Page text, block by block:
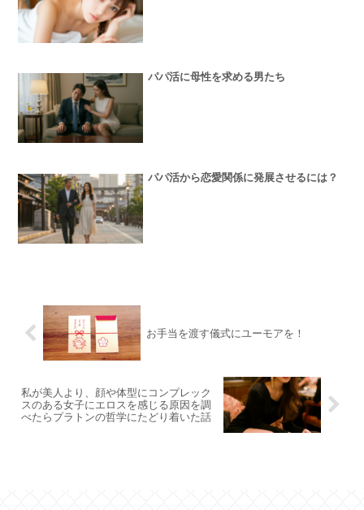
パパ活に母性を求める男たち
パパ活から恋愛関係に発展させるには？
お手当を渡す儀式にユーモアを！
私が美人より、顔や体型にコンプレック
スのある女子にエロスを感じる原因を調
べたらプラトンの哲学にたどり着いた話